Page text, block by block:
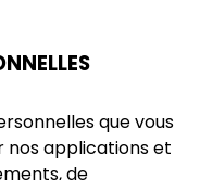
que vous
nos applications et
de